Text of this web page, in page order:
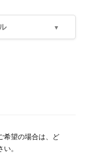
希望の場合は、ど
。